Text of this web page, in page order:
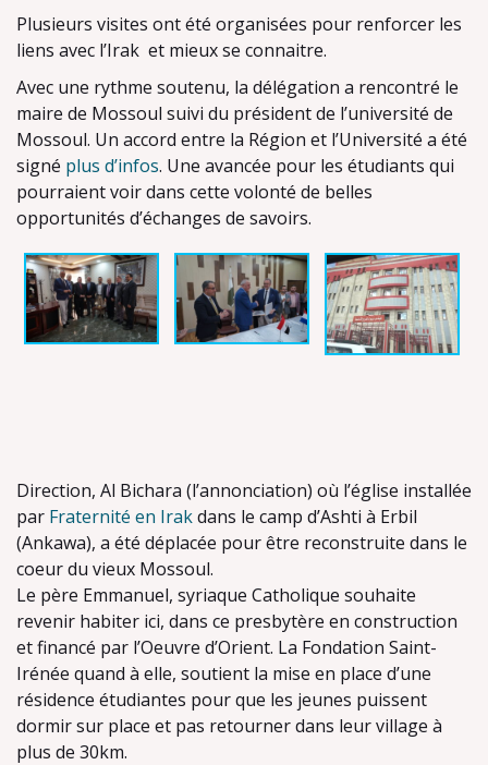
Plusieurs visites ont été organisées pour renforcer les
liens avec l’Irak et mieux se connaitre.
Avec une rythme soutenu, la délégation a rencontré le
maire de Mossoul suivi du président de l’université de
Mossoul. Un accord entre la Région et l’Université a été
signé plus d’infos. Une avancée pour les étudiants qui
pourraient voir dans cette volonté de belles
opportunités d’échanges de savoirs.
Direction, Al Bichara (l’annonciation) où l’église installée
par Fraternité en Irakdans le camp d’Ashti à Erbil
(Ankawa), a été déplacée pour être reconstruite dans le
coeur du vieux Mossoul.
Le père Emmanuel, syriaque Catholique souhaite
revenir habiter ici, dans ce presbytère en construction
et financé par l’Oeuvre d’Orient. La Fondation Saint-
Irénée quand à elle, soutient la mise en place d’une
résidence étudiantes pour que les jeunes puissent
dormir sur place et pas retourner dans leur village à
plus de 30km.